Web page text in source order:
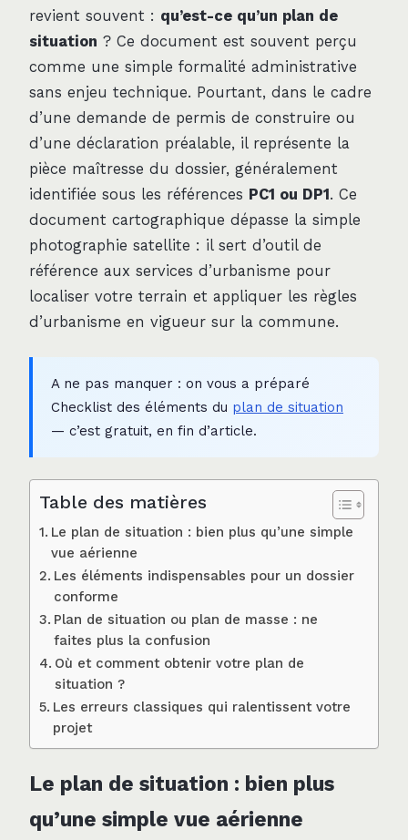
revient souvent : qu’est-ce qu’un plan de
situation ? Ce document est souvent perçu
comme une simple formalité administrative
sans enjeu technique. Pourtant, dans le cadre
d’une demande de permis de construire ou
d’une déclaration préalable, il représente la
pièce maîtresse du dossier, généralement
identifiée sous les références PC1 ou DP1. Ce
document cartographique dépasse la simple
photographie satellite : il sert d’outil de
référence aux services d’urbanisme pour
localiser votre terrain et appliquer les règles
d’urbanisme en vigueur sur la commune.
A ne pas manquer : on vous a préparé
Checklist des éléments du plan de situation
— c’est gratuit, en fin d’article.
Table des matières
Le plan de situation : bien plus qu’une simple
vue aérienne
Les éléments indispensables pour un dossier
conforme
Plan de situation ou plan de masse : ne
faites plus la confusion
Où et comment obtenir votre plan de
situation ?
Les erreurs classiques qui ralentissent votre
projet
Le plan de situation : bien plus
qu’une simple vue aérienne